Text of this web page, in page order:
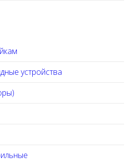
устройства